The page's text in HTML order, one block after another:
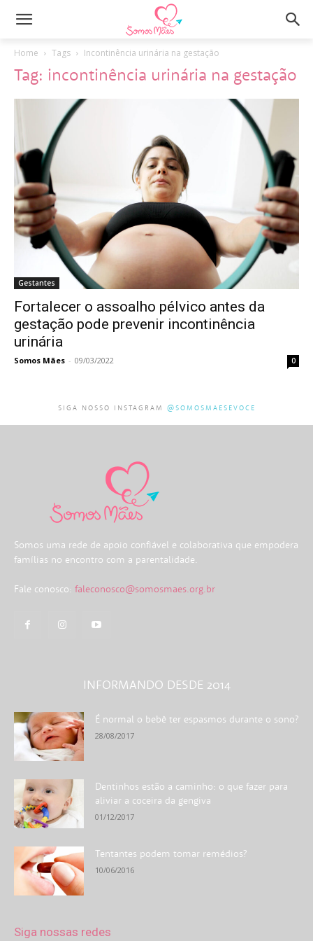
Home Tags Incontinência urinária na gestação
Tag: incontinência urinária na gestação
Gestantes
Fortalecer o assoalho pélvico antes da
gestação pode prevenir incontinência
urinária
Somos Mães - 09/03/2022 0
SIGA NOSSO INSTAGRAM @SOMOSMAESEVOCE
Somos uma rede de apoio confiável e colaborativa que empodera
famílias no encontro com a parentalidade.
Fale conosco: faleconosco@somosmaes.org.br
INFORMANDO DESDE 2014
É normal o bebê ter espasmos durante o sono?
28/08/2017
Dentinhos estão a caminho: o que fazer para
aliviar a coceira da gengiva
01/12/2017
Tentantes podem tomar remédios?
10/06/2016
Siga nossas redes